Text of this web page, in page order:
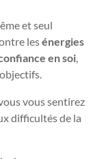
et seul
lesénergies
en soi
vous sentirez
difficultés de la